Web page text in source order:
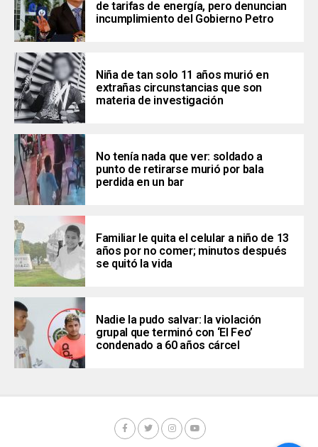
de tarifas de energía, pero denuncian
incumplimiento del Gobierno Petro
Niña de tan solo 11 años murió en
extrañas circunstancias que son
materia de investigación
No tenía nada que ver: soldado a
punto de retirarse murió por bala
perdida en un bar
Familiar le quita el celular a niño de 13
años por no comer; minutos después
se quitó la vida
Nadie la pudo salvar: la violación
grupal que terminó con ‘El Feo’
condenado a 60 años cárcel